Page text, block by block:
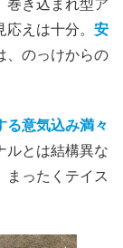
巻き込まれ型ア
えは十分。 安
、のっけからの
る意気込み満々
ルとは結構異な
まったくテイス